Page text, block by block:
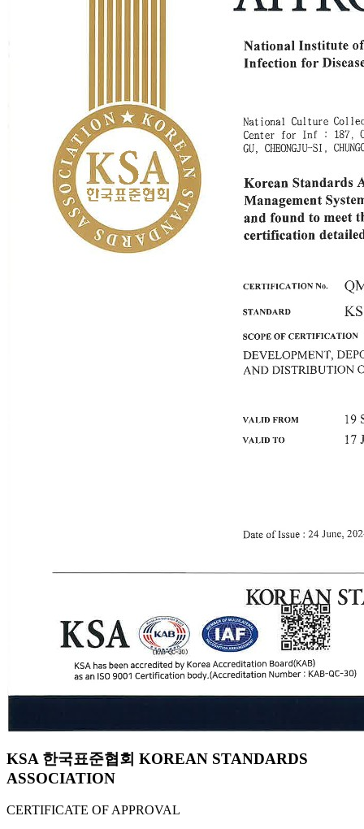
KSA 한국표준협회 KOREAN STANDARDS
ASSOCIATION
CERTIFICATE OF APPROVAL